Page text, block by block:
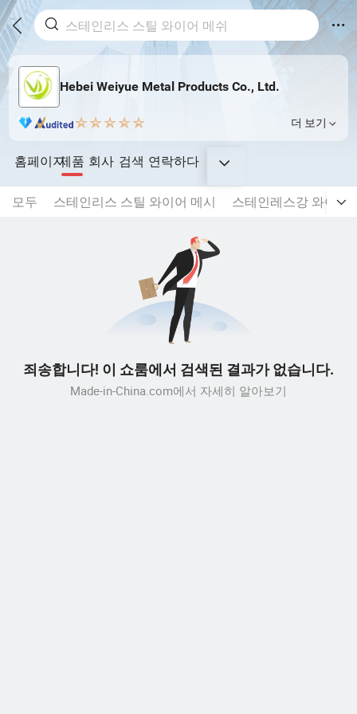
Hebei Weiyue Metal Products Co., Ltd.
더 보기
홈페이지제품 회사 검색 연락하다
모두 스테인리스 스틸 와이어 메시 스테인레스강 와이어
죄송합니다! 이 쇼룸에서 검색된 결과가 없습니다.
Made-in-China.com에서 자세히 알아보기